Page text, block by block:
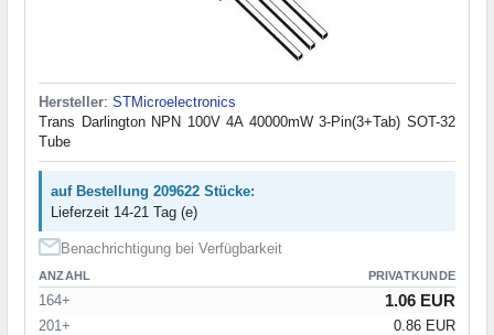
Hersteller: STMicroelectronics
Trans Darlington NPN 100V 4A 40000mW 3-Pin(3+Tab) SOT-32
Tube
auf Bestellung 209622 Stücke:
Lieferzeit 14-21 Tag (e)
Benachrichtigung bei Verfügbarkeit
ANZAHL PRIVATKUNDE
164+ 1.06 EUR
201+
0.86 EUR